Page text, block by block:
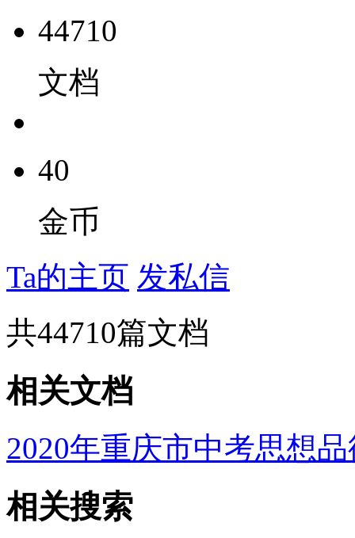
44710
文档
40
金币
Ta的主页 发私信
共44710篇文档
相关文档
2020年重庆市中考思想
相关搜索